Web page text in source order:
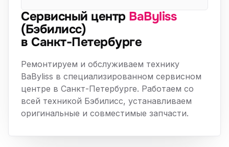
Сервисный центр BaByliss
(Бэбилисс)
в Санкт-Петербурге
Ремонтируем и обслуживаем технику
BaByliss в специализированном сервисном
центре в Санкт-Петербурге. Работаем со
всей техникой Бэбилисс, устанавливаем
оригинальные и совместимые запчасти.